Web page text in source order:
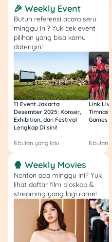
dan terdaftar
dengan nomor yang
valid untuk
memastikan
penarikan berhasil.
Rekomendasi
Produk
Tunaiku
Fitur dan Benefit
Bunga
3% - 5% per bulan
Pencairan Maksimum
Rp30.000.000
Tenor
🎉 Weekly Event
Butuh referensi acara seru
minggu ini? Yuk cek event
pilihan yang bisa kamu
datengin!
11 Event Jakarta
Desember 2025: Konser,
Exhibition, dan Festival
Lengkap Di sini!
8 bulan yang lalu
Link
Timnas
Games
8 bulan
🍿 Weekly Movies
Nonton apa minggu ini? Yuk
lihat daftar film bioskop &
streaming yang lagi rame!